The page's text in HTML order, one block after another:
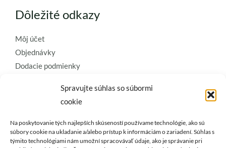
Spravujte súhlas so súbormi
cookie
Na poskytovanie tých najlepších skúseností používame technológie, ako sú
súbory cookie na ukladanie a/alebo prístup k informáciám o zariadení. Súhlas s
týmito technológiami nám umožní spracovávať údaje, ako je správanie pri
Dôležité odkazy
Môj účet
Objednávky
Dodacie podmienky
Ochrana osobných údajov
Zásady používania súborov cookie
Kontaktujte nás a požiadajte o
najkvalitnejšie umelé kvety a